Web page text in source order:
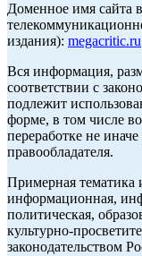
Доменное имя сайта
издания): megacritic.ru
Вся информация,
соответствии с
подлежит
форме, в том числе
переработке не
правообладателя.
Примерная тематика
информационная,
политическая,
культурно-
законодательством